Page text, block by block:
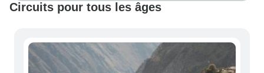
Circuits pour tous les âges